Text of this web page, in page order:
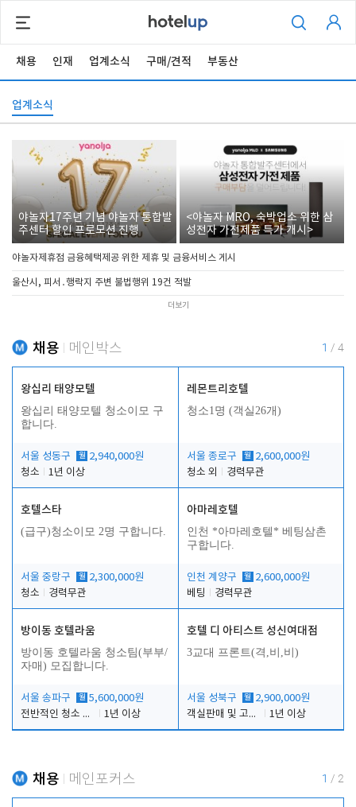
채용 인재 업계소식 구매/견적 부동산
업계소식
야놀자17주년 기념 야놀자 통합발
주센터 할인 프로모션 진행
<야놀자 MRO, 숙박업소 위한 삼
성전자 가전제품 특가 개시>
야놀자제휴점 금융혜택제공 위한 제휴 및 금융서비스 게시
울산시, 피서․행락지 주변 불법행위 19건 적발
더보기
채용 메인박스 1 / 4
왕십리 태양모텔
왕십리 태양모텔 청소이모 구
합니다.
서울 성동구 월 2,940,000원
청소
1년 이상
레몬트리호텔
청소1명 (객실26개)
서울 종로구 월 2,600,000원
청소 외
경력무관
호텔스타
(급구)청소이모 2명 구합니다.
서울 중랑구 월 2,300,000원
청소
경력무관
아마레호텔
인천 *아마레호텔* 베팅삼촌
구합니다.
인천 계양구 월 2,600,000원
베팅
경력무관
방이동 호텔라움
방이동 호텔라움 청소팀(부부/
자매) 모집합니다.
서울 송파구 월 5,600,000원
전반적인 청소 업무(객실청소.객실정리)
1년 이상
호텔 디 아티스트 성신여대점
3교대 프론트(격,비,비)
서울 성북구 월 2,900,000원
객실판매 및 고객응대
1년 이상
채용 메인포커스 1 / 2